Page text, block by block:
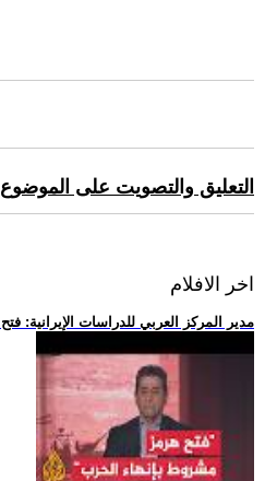
التعليق والتصويت على
اخر الافلام
.. مدير المركز العربي للدراسات